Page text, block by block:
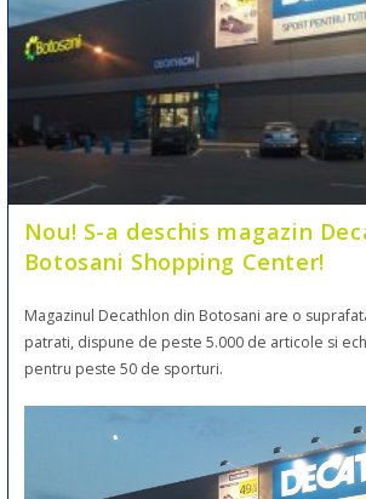
Nou! S-a deschis magazin
Botosani Shopping Center!
Magazinul Decathlon din Botosani are o
patrati, dispune de peste 5.000 de articole si
pentru peste 50 de sporturi.